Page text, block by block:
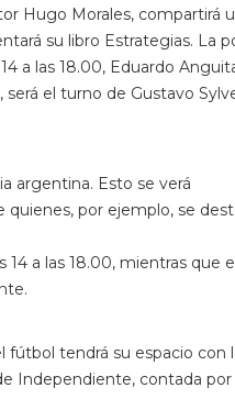
Hugo Morales, compartirá
su libro Estrategias. La
a las 18.00, Eduardo
será el turno de Gustavo
argentina. Esto se verá
por ejemplo, se
a las 18.00, mientras que el
fútbol tendrá su espacio con
Independiente, contada por